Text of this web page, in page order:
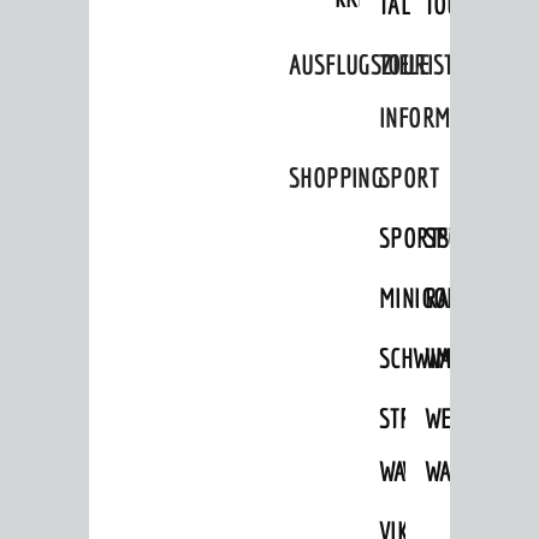
AUSFLUGSZIELE
TOURIST
INFORMATION
SHOPPINGSPORT
SPORTSTÄTTEN
MINIGOLFRADFAHREN
SCHWIMMEN
STRANDBAD
WAIDSEE
TSG
VIKTOR-
WANDERN
WEINHEIMER
Datenschutz-